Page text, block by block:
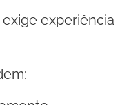
experiência